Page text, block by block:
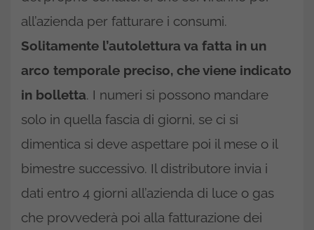
all’azienda per fatturare i consumi.
Solitamente l’autolettura va fatta in un
arco temporale preciso, che viene indicato
in bolletta. I numeri si possono mandare
solo in quella fascia di giorni, se ci si
dimentica si deve aspettare poi il mese o il
bimestre successivo. Il distributore invia i
dati entro 4 giorni all’azienda di luce o gas
che provvederà poi alla fatturazione dei